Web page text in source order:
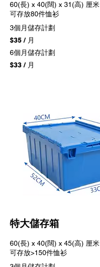
60(長) x 40(闊) x 31(高) 厘米
​可存放80件恤衫
3個月儲存計劃
$35 / 月
6個月儲存計劃
$33 / 月
特大儲存箱
60(長) x 40(闊) x 45(高) 厘米
可存放>150件恤衫